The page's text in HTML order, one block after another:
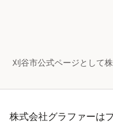
刈谷市公式ページとして
株式会社グラファーは